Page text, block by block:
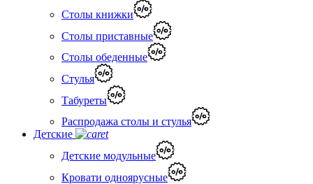
Столы книжки
Столы приставные
Столы обеденные
Стулья
Табуреты
Распродажа столы и стулья
Детские
Детские модульные
Кровати одноярусные